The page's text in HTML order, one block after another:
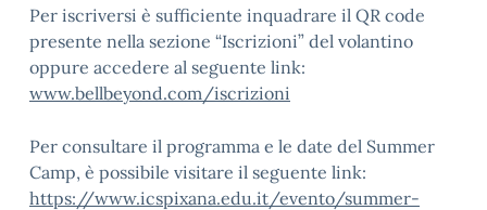
Per iscriversi è sufficiente inquadrare il QR code
presente nella sezione “Iscrizioni” del volantino
oppure accedere al seguente link:
www.bellbeyond.com/iscrizioni
Per consultare il programma e le date del Summer
Camp, è possibile visitare il seguente link:
https://www.icspixana.edu.it/evento/summer-